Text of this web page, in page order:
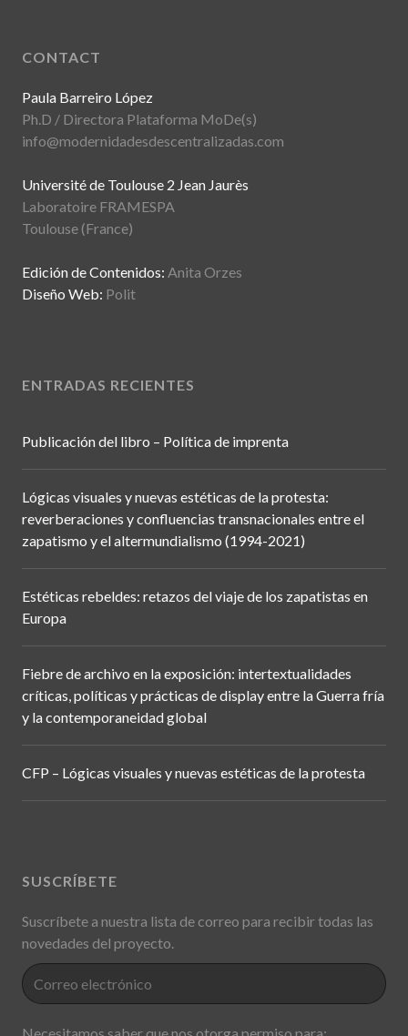
CONTACT
Paula Barreiro López
Ph.D / Directora Plataforma MoDe(s)
info@modernidadesdescentralizadas.com
Université de Toulouse 2 Jean Jaurès
Laboratoire FRAMESPA
Toulouse (France)
Edición de Contenidos: Anita Orzes
Diseño Web: Polit
ENTRADAS RECIENTES
Publicación del libro – Política de imprenta
Lógicas visuales y nuevas estéticas de la protesta:
reverberaciones y confluencias transnacionales entre el
zapatismo y el altermundialismo (1994-2021)
Estéticas rebeldes: retazos del viaje de los zapatistas en
Europa
Fiebre de archivo en la exposición: intertextualidades
críticas, políticas y prácticas de display entre la Guerra fría
y la contemporaneidad global
CFP – Lógicas visuales y nuevas estéticas de la protesta
SUSCRÍBETE
Suscríbete a nuestra lista de correo para recibir todas las
novedades del proyecto.